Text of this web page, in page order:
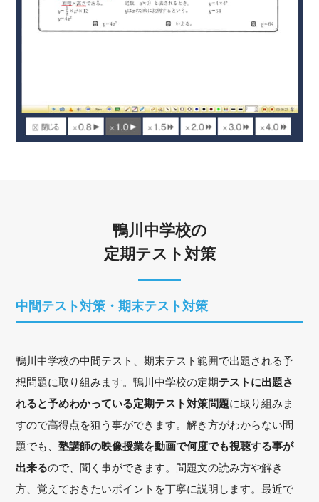
鴨川中学校の
定期テスト対策
中間テスト対策・期末テスト対策
鴨川中学校の中間テスト、期末テスト範囲で出題される予
想問題に取り組みます。鴨川中学校の定期テストに出題さ
れると予めわかっている定期テスト対策問題に取り組みま
すので高得点を狙う事ができます。解き方がわからない問
題でも、塾講師の映像授業を動画で何度でも視聴する事が
出来るので、聞く事ができます。問題文の読み方や解き
方、覚えておきたいポイントを丁寧に説明します。最近で